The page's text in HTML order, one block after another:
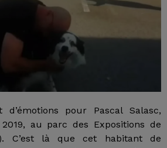
pour Pascal Salasc,
au parc des Expositions de
C’est là que cet habitant de